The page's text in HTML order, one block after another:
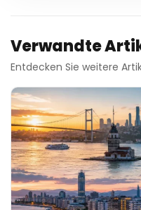
Verwandte
Entdecken Sie weitere